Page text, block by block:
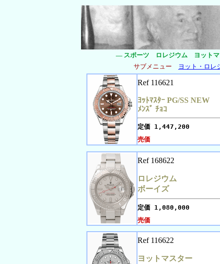
― スポーツ ロレジウム ヨットマ
サブメニュー
ヨット・ロレ
Ref 116621
ﾖｯﾄﾏｽﾀｰ PG/SS NEW
ﾒﾝｽﾞ ﾁｮｺ
定価 1,447,200
売価
Ref 168622
ロレジウム
ボーイズ
定価 1,080,000
売価
Ref 116622
ヨットマスター